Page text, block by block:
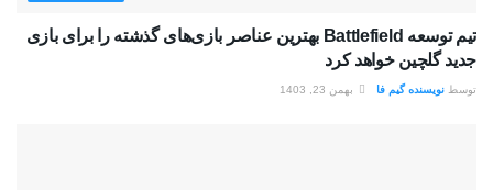
تیم توسعه Battlefield بهترین عناصر بازی‌های گذشته را برای بازی
جدید گلچین خواهد کرد
توسط نویسنده گیم فا بهمن 23, 1403